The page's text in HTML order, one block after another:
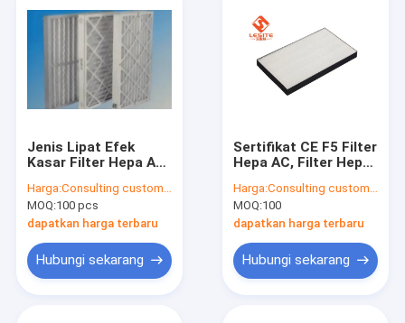
Jenis Lipat Efek
Kasar Filter Hepa AC
Harga:Consulting customer service
MOQ:100 pcs
dapatkan harga terbaru
Hubungi sekarang
Sertifikat CE F5 Filter
Hepa AC, Filter Hepa
Harga:Consulting customer service
MOQ:100
dapatkan harga terbaru
Hubungi sekarang